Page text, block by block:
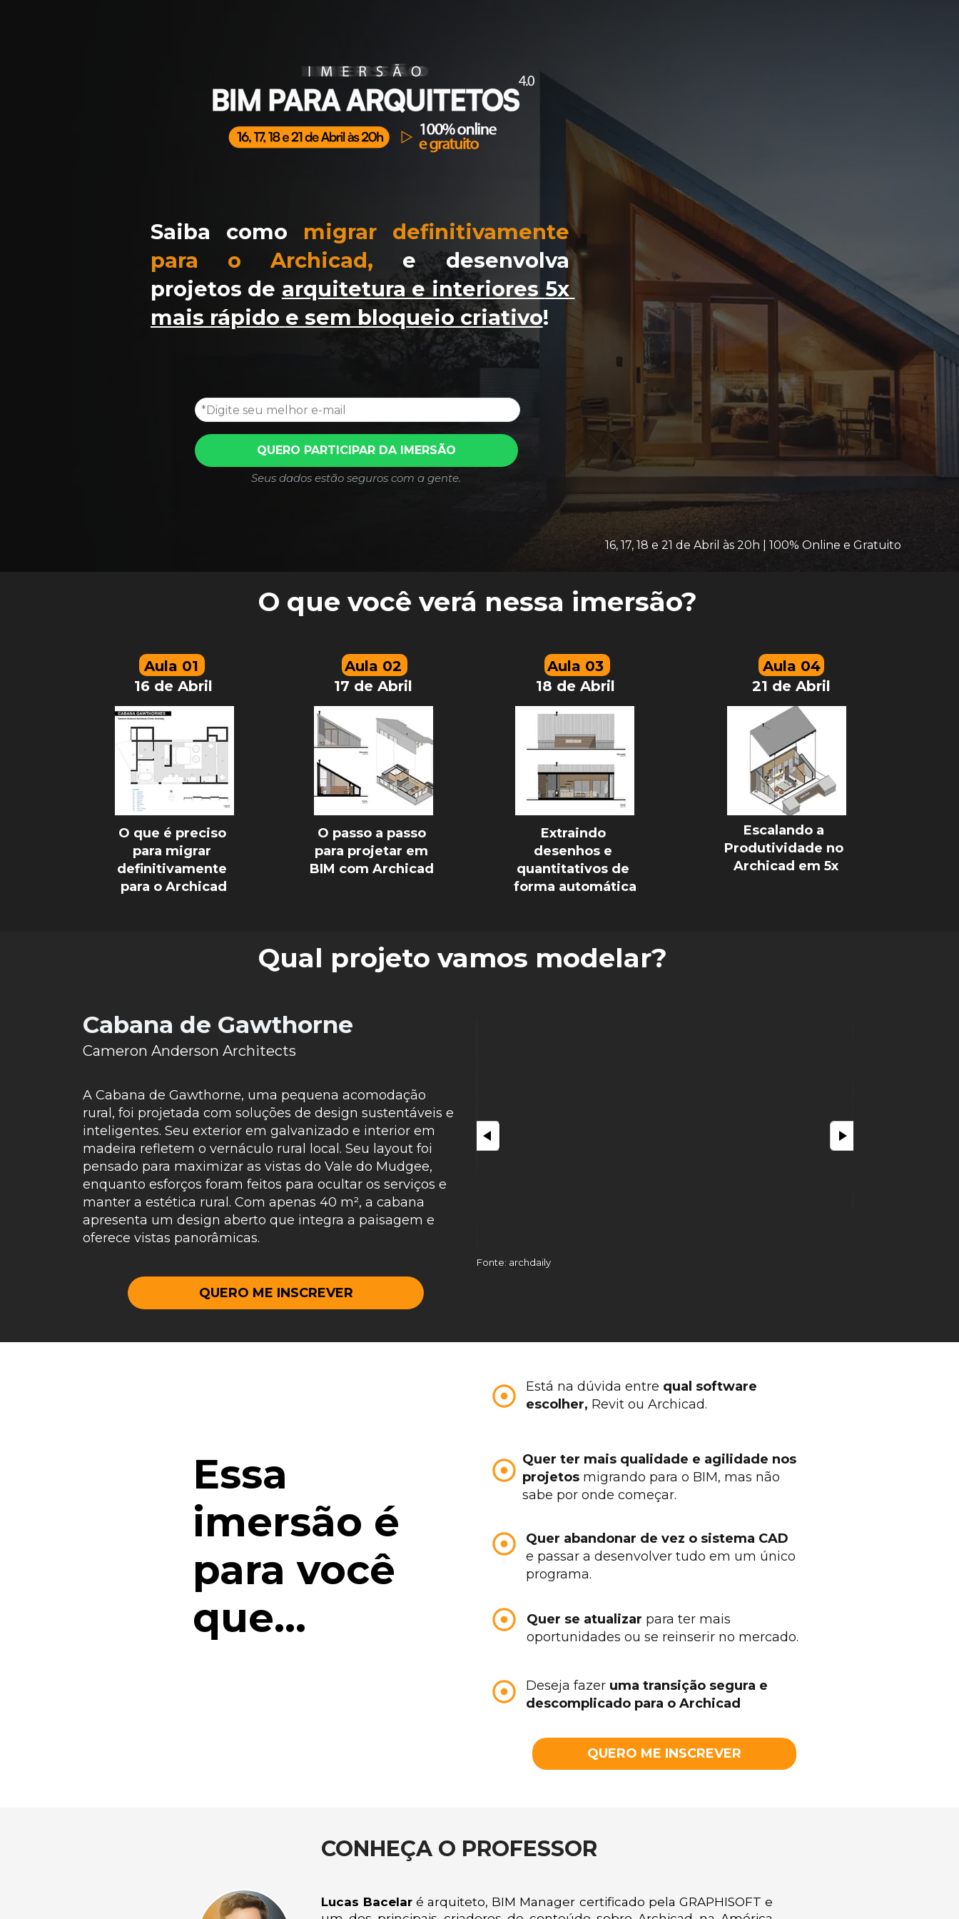
QUERO PARTICIPAR DA IMERSÃO
Seus dados estão seguros com a gente.
16, 17, 18 e 21 de Abril às 20h | 100% Online e Gratuito
Saiba como migrar
definitivamente
para o Archicad, e desenvolva
projetos de arquitetura e interiores 5x
mais rápido e sem bloqueio criativo!
O que você verá nessa imersão?
Aula 01
16 de Abril
O que é preciso
para migrar
definitivamente
para o Archicad
O passo a passo
para projetar em
Extraindo
desenhos e
quantitativos de
forma automática
Escalando a
Produtividade no
Archicad em 5x
Aula 02
17 de Abril
Aula 03
18 de Abril
Aula 04
21 de Abril
Cabana de Gawthorne
QUERO ME INSCREVER
Fonte: archdaily
Cameron Anderson Architects
Qual projeto vamos modelar?
A Cabana de Gawthorne, uma pequena acomodação
rural, foi projetada com soluções de design sustentáveis e
inteligentes. Seu exterior em galvanizado e interior em
madeira refletem o vernáculo rural local. Seu layout foi
pensado para maximizar as vistas do Vale do Mudgee,
enquanto esforços foram feitos para ocultar os serviços e
manter a estética rural. Com apenas 40 m², a cabana
apresenta um design aberto que integra a paisagem e
oferece vistas panorâmicas.
Quer ter mais qualidade e agilidade nos
projetos migrando para o BIM, mas não
sabe por onde começar.
QUERO ME INSCREVER
imersão é
para você
que...
Está na dúvida entre qual software
escolher, Revit ou Archicad.
Quer abandonar de vez o sistema CAD
e passar a desenvolver tudo em um único
programa.
Quer se atualizar para ter mais
oportunidades ou se reinserir no mercado.
Deseja fazer uma transição segura e
descomplicado para o Archicad
CONHEÇA O PROFESSOR
Lucas Bacelar é arquiteto, BIM Manager certificado pela GRAPHISOFT e